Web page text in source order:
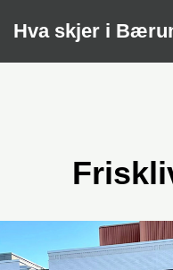
Hva skjer i